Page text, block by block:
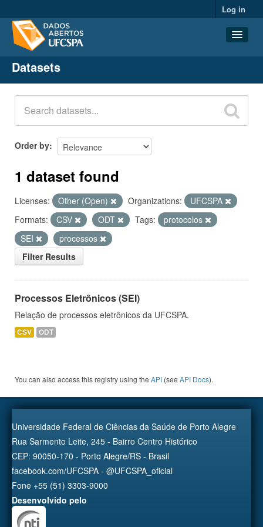
Log in
Datasets
Organizations
Groups
About
Datasets
Order by
1 dataset found
Licenses: Other (Open) Organizations:
UFCSPA
Formats:
CSV ODT Tags:
protocolos
SEI
processos
Filter Results
Processos Eletrônicos (SEI)
Relação de processos eletrônicos da UFCSPA.
CSV ODT
You can also access this registry using the API (see API Docs).
Universidade Federal de Ciências da Saúde de Porto Alegre
Rua Sarmento Leite, 245 - Bairro Centro Histórico
CEP: 90050-170 - Porto Alegre/RS - Brasil
facebook.com/UFCSPA - @UFCSPA_oficial
Fone +55 (51) 3303-9000
Desenvolvido pelo